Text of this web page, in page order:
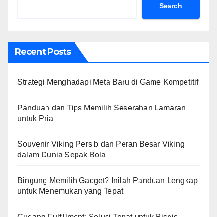
Search
Recent Posts
Strategi Menghadapi Meta Baru di Game Kompetitif
Panduan dan Tips Memilih Seserahan Lamaran
untuk Pria
Souvenir Viking Persib dan Peran Besar Viking
dalam Dunia Sepak Bola
Bingung Memilih Gadget? Inilah Panduan Lengkap
untuk Menemukan yang Tepat!